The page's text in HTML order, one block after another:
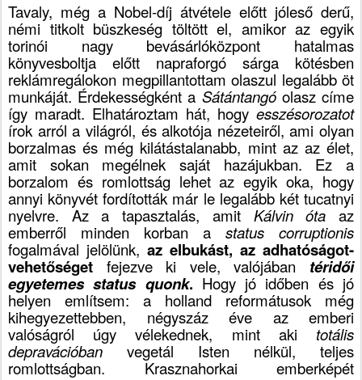
Tavaly, még a Nobel-díj átvétele előtt jóleső derű,
némi titkolt büszkeség töltött el, amikor az egyik
torinói nagy bevásárlóközpont hatalmas
könyvesboltja előtt napraforgó sárga kötésben
reklámregálokon megpillantottam olaszul legalább öt
munkáját. Érdekességként a Sátántangóolasz címe
így maradt. Elhatároztam hát, hogy esszésorozatot
írok arról a világról, és alkotója nézeteiről, ami olyan
borzalmas és még kilátástalanabb, mint az az élet,
amit sokan megélnek saját hazájukban. Ez a
borzalom és romlottság lehet az egyik oka, hogy
annyi könyvét fordították már le legalább két tucatnyi
nyelvre. Az a tapasztalás, amit Kálvin óta az
emberről minden korban a status corruptionis
fogalmával jelölünk, az elbukást, az adhatóságot-
vehetőséget fejezve ki vele, valójában téridői
egyetemes status quonk. Hogy jó időben és jó
helyen említsem: a holland reformátusok még
kihegyezettebben, négyszáz éve az emberi
valóságról úgy vélekednek, mint aki totális
depravációbanvegetál Isten nélkül, teljes
romlottságban. Krasznahorkai emberképét